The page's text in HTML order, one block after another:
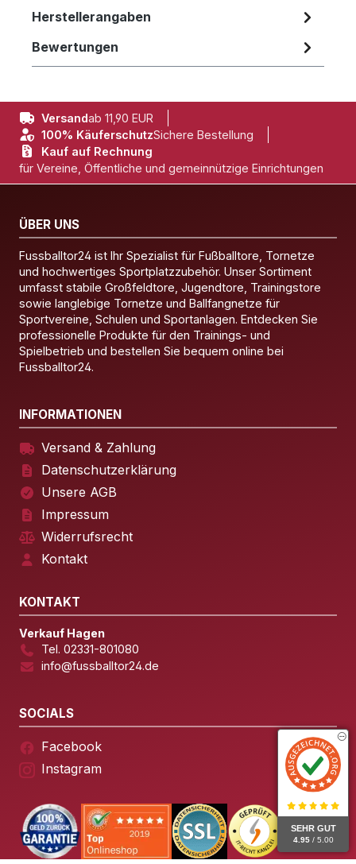
Herstellerangaben
Bewertungen
Versandab 11,90 EUR
100% KäuferschutzSichere Bestellung
Kauf auf Rechnung
für Vereine, Öffentliche und gemeinnützige Einrichtungen
ÜBER UNS
Fussballtor24 ist Ihr Spezialist für Fußballtore, Tornetze
und hochwertiges Sportplatzzubehör. Unser Sortiment
umfasst stabile Großfeldtore, Jugendtore, Trainingstore
sowie langlebige Tornetze und Ballfangnetze für
Sportvereine, Schulen und Sportanlagen. Entdecken Sie
professionelle Produkte für den Trainings- und
Spielbetrieb und bestellen Sie bequem online bei
Fussballtor24.
INFORMATIONEN
Versand & Zahlung
Datenschutzerklärung
Unsere AGB
Impressum
Widerrufsrecht
Kontakt
KONTAKT
Verkauf Hagen
Tel. 02331-801080
info@fussballtor24.de
SOCIALS
Facebook
Instagram
SEHR GUT
4.95 / 5.00